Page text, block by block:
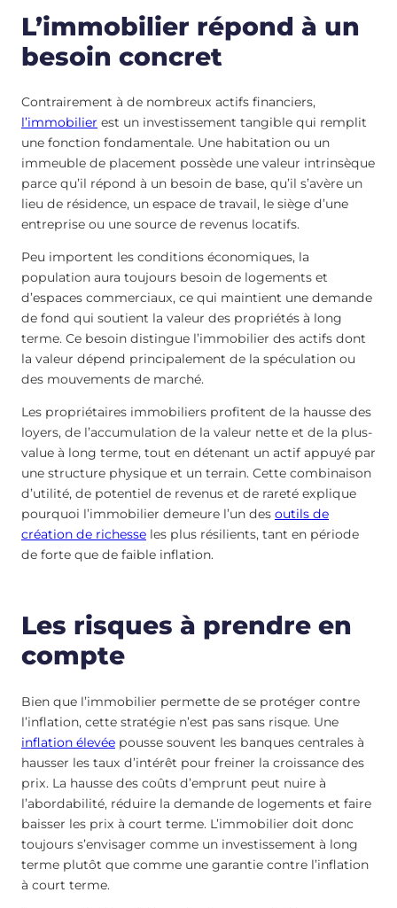
L’immobilier répond à un
besoin concret
Contrairement à de nombreux actifs financiers,
l’immobilier est un investissement tangible qui remplit
une fonction fondamentale. Une habitation ou un
immeuble de placement possède une valeur intrinsèque
parce qu’il répond à un besoin de base, qu’il s’avère un
lieu de résidence, un espace de travail, le siège d’une
entreprise ou une source de revenus locatifs.
Peu importent les conditions économiques, la
population aura toujours besoin de logements et
d’espaces commerciaux, ce qui maintient une demande
de fond qui soutient la valeur des propriétés à long
terme. Ce besoin distingue l’immobilier des actifs dont
la valeur dépend principalement de la spéculation ou
des mouvements de marché.
Les propriétaires immobiliers profitent de la hausse des
loyers, de l’accumulation de la valeur nette et de la plus-
value à long terme, tout en détenant un actif appuyé par
une structure physique et un terrain. Cette combinaison
d’utilité, de potentiel de revenus et de rareté explique
pourquoi l’immobilier demeure l’un des outils de
création de richesse les plus résilients, tant en période
de forte que de faible inflation.
Les risques à prendre en
compte
Bien que l’immobilier permette de se protéger contre
l’inflation, cette stratégie n’est pas sans risque. Une
inflation élevée pousse souvent les banques centrales à
hausser les taux d’intérêt pour freiner la croissance des
prix. La hausse des coûts d’emprunt peut nuire à
l’abordabilité, réduire la demande de logements et faire
baisser les prix à court terme. L’immobilier doit donc
toujours s’envisager comme un investissement à long
terme plutôt que comme une garantie contre l’inflation
à court terme.